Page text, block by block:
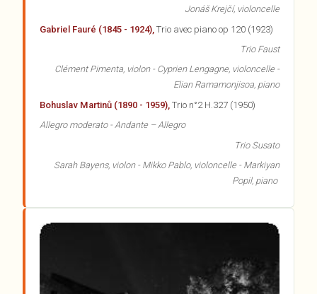
Jonáš Krejčí, violoncelle
Gabriel Fauré (1845 - 1924), Trio avec piano op 120 (1923)
Trio Faust
Clément Pimenta, violon - Cyprien Lengagne, violoncelle -
Elian Ramamonjisoa, piano
Bohuslav Martinů (1890 - 1959), Trio n°2 H.327 (1950)
Allegro moderato - Andante – Allegro
Trio Susato
Sarah Bayens, violon - Mikko Pablo, violoncelle - Markiyan
Popil, piano